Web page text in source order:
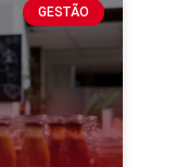
GESTÃO